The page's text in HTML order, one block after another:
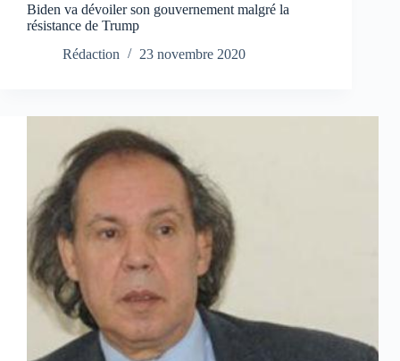
Biden va dévoiler son gouvernement malgré la
résistance de Trump
Rédaction
23 novembre 2020